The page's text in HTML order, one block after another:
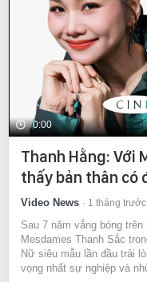
0:00
Thanh Hằng: Với
thấy bản thân có
Video News 1 tháng trước
Sau 7 năm vắng bóng
Mesdames Thanh Sắc
Nữ siêu mẫu lần đầu trải
vọng nhất sự nghiệp và